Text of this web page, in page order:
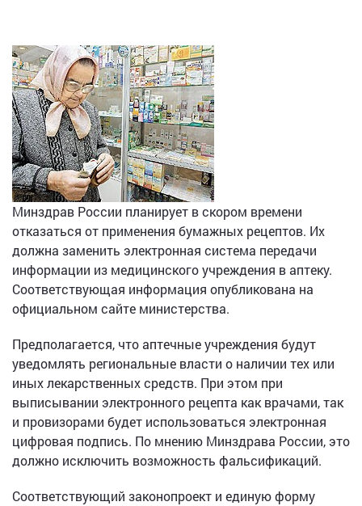
Минздрав России планирует в скором времени
отказаться от применения бумажных рецептов. Их
должна заменить электронная система передачи
информации из медицинского учреждения в аптеку.
Соответствующая информация опубликована на
официальном сайте министерства.
Предполагается, что аптечные учреждения будут
уведомлять региональные власти о наличии тех или
иных лекарственных средств. При этом при
выписывании электронного рецепта как врачами, так
и провизорами будет использоваться электронная
цифровая подпись. По мнению Минздрава России, это
должно исключить возможность фальсификаций.
Соответствующий законопроект и единую форму